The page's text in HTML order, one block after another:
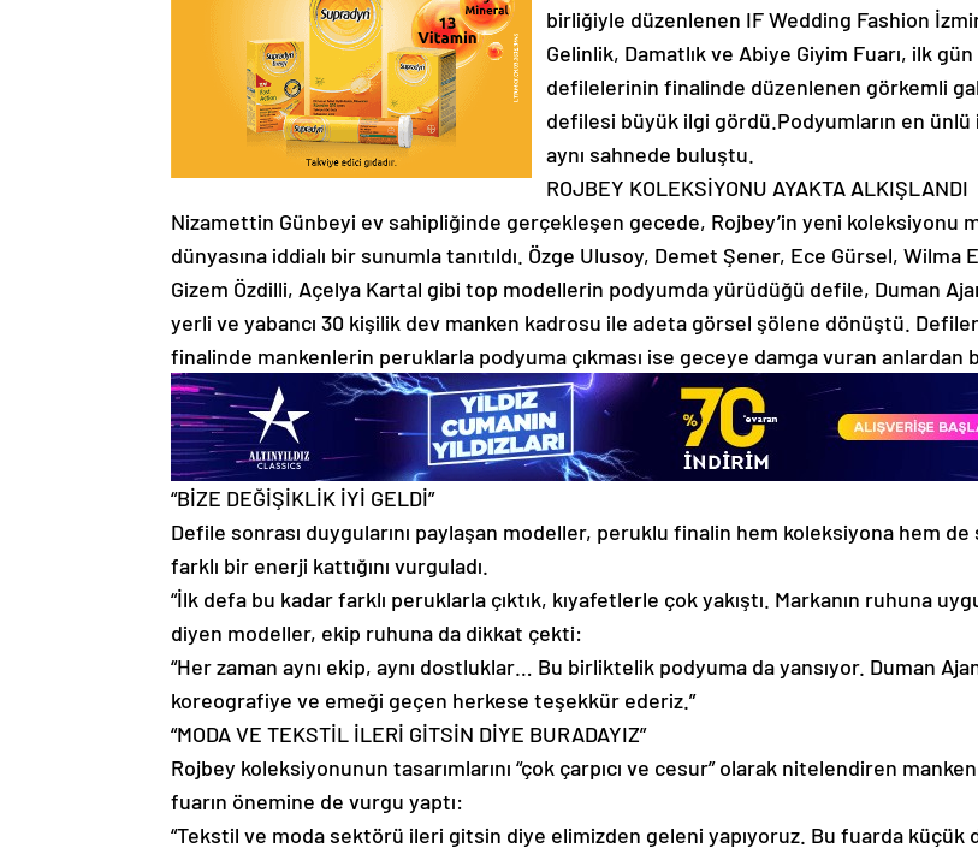
birliğiyle düzenlenen IF Wedding Fashion İzmir
Gelinlik, Damatlık ve Abiye Giyim Fuarı, ilk gün
defilelerinin finalinde düzenlenen görkemli
defilesi büyük ilgi gördü.Podyumların en ünlü
aynı sahnede buluştu.
ROJBEY KOLEKSİYONU AYAKTA ALKIŞLANDI
Nizamettin Günbeyi ev sahipliğinde gerçekleşen gecede, Rojbey’in yeni koleksiyonu
dünyasına iddialı bir sunumla tanıtıldı. Özge Ulusoy, Demet Şener, Ece Gürsel, Wilma
Gizem Özdilli, Açelya Kartal gibi top modellerin podyumda yürüdüğü defile, Duman
yerli ve yabancı 30 kişilik dev manken kadrosu ile adeta görsel şölene dönüştü.
finalinde mankenlerin peruklarla podyuma çıkması ise geceye damga vuran anlardan
“BİZE DEĞİŞİKLİK İYİ GELDİ”
Defile sonrası duygularını paylaşan modeller, peruklu finalin hem koleksiyona hem de
farklı bir enerji kattığını vurguladı.
“İlk defa bu kadar farklı peruklarla çıktık, kıyafetlerle çok yakıştı. Markanın ruhuna
diyen modeller, ekip ruhuna da dikkat çekti:
“Her zaman aynı ekip, aynı dostluklar… Bu birliktelik podyuma da yansıyor. Duman
koreografiye ve emeği geçen herkese teşekkür ederiz.”
“MODA VE TEKSTİL İLERİ GİTSİN DİYE BURADAYIZ”
Rojbey koleksiyonunun tasarımlarını “çok çarpıcı ve cesur” olarak nitelendiren
fuarın önemine de vurgu yaptı:
“Tekstil ve moda sektörü ileri gitsin diye elimizden geleni yapıyoruz. Bu fuarda küçük